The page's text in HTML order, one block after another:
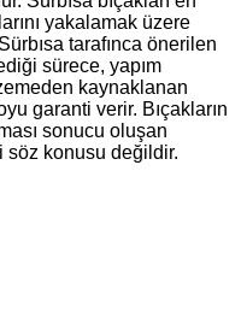
yakalamak üzere
tarafınca önerilen
sürece, yapım
kaynaklanan
garanti verir. Bıçakların
sonucu oluşan
söz konusu değildir.